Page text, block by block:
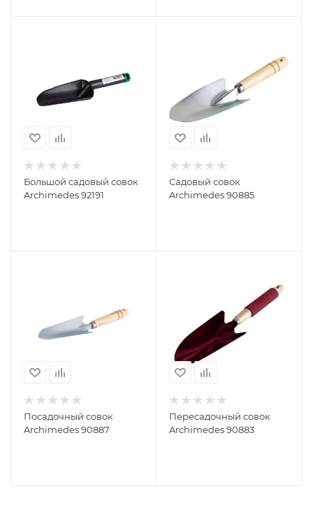
Большой садовый совок
Archimedes 92191
Садовый совок
Archimedes 90885
Посадочный совок
Archimedes 90887
Пересадочный совок
Archimedes 90883